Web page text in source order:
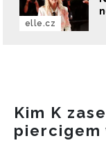
elle.cz
Kim K
piercigem